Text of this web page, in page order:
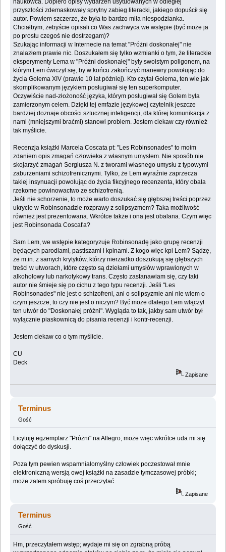
naukowca. Dopiero opisy wydarzeń usytuowanych w odległej
przyszłości zdemaskowały sprytny zabieg literacki, jakiego dopuścił się
autor. Powiem szczerze, że była to bardzo miła niespodzianka.
Chciałbym, żebyście opisali co Was zachwyca we wstępie (być może ja
po prostu czegoś nie dostrzegam)?
Szukając informacji w Internecie na temat "Próżni doskonałej" nie
znalazłem prawie nic. Doszukałem się tylko wzmianki o tym, że literackie
eksperymenty Lema w "Próżni doskonałej" były swoistym poligonem, na
którym Lem ćwiczył się, by w końcu zakończyć manewry powołując do
życia Golema XIV (prawie 10 lat później). Kto czytał Golema, ten wie jak
skomplikowanym językiem posługiwał się ten superkomputer.
Oczywiście nad-złożoność języka, którym posługiwał się Golem była
zamierzonym celem. Dzięki tej emfazie językowej czytelnik jeszcze
bardziej doznaje obcości sztucznej inteligencji, dla której komunikacja z
nami (mniejszymi braćmi) stanowi problem. Jestem ciekaw czy również
tak myślicie.
Recenzja książki Marcela Coscata pt: "Les Robinsonades" to moim
zdaniem opis zmagań człowieka z własnym umysłem. Nie sposób nie
skojarzyć zmagań Sergiusza N. z tworami własnego umysłu z typowymi
zaburzeniami schizofrenicznymi. Tylko, że Lem wyraźnie zaprzecza
takiej insynuacji powołując do życia fikcyjnego recenzenta, który obala
rzekome powinowactwo ze schizofrenią.
Jeśli nie schorzenie, to może warto doszukać się głębszej treści poprzez
ukrycie w Robinsonadzie rozprawy z solipsyzmem? Taka możliwość
również jest prezentowana. Wkrótce także i ona jest obalana. Czym więc
jest Robinsonada Coscat'a?
Sam Lem, we wstępie kategoryzuje Robinsonadę jako grupę recenzji
będących parodiami, pastiszami i kpinami. Z kogo więc kpi Lem? Sądzę,
że m.in. z samych krytyków, którzy nierzadko doszukują się głębszych
treści w utworach, które często są dziełami umysłów wprawionych w
alkoholowy lub narkotykowy trans. Często zastanawiam się, czy taki
autor nie śmieje się po cichu z tego typu recenzji. Jeśli "Les
Robinsonades" nie jest o schizofreni, ani o solipsyzmie ani nie wiem o
czym jeszcze, to czy nie jest o niczym? Być może dlatego Lem włączył
ten utwór do "Doskonałej próżni". Wygląda to tak, jakby sam utwór był
wyłącznie piaskownicą do pisania recenzji i kontr-recenzji.
Jestem ciekaw co o tym myślicie.
CU
Deck
Zapisane
Terminus
Gość
Licytuję egzemplarz "Próżni" na Allegro; może więc wkrótce uda mi się
dołączyć do dyskusji.
Poza tym pewien wspamniałomyślny człowiek poczestował mnie
elektroniczną wersją owej książki na zasadzie tymczasowej próbki;
może zatem spróbuję coś przeczytać.
Zapisane
Terminus
Gość
Hm, przeczytałem wstęp; wydaje mi się on zgrabną próbą